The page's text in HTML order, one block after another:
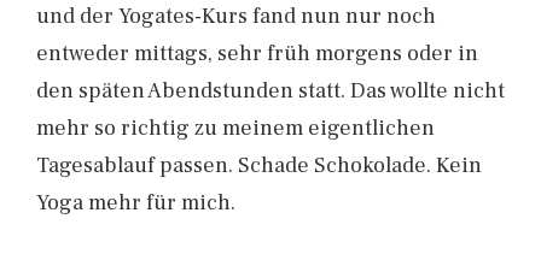
und der Yogates-Kurs fand nun nur noch
entweder mittags, sehr früh morgens oder in
den späten Abendstunden statt. Das wollte nicht
mehr so richtig zu meinem eigentlichen
Tagesablauf passen. Schade Schokolade. Kein
Yoga mehr für mich.